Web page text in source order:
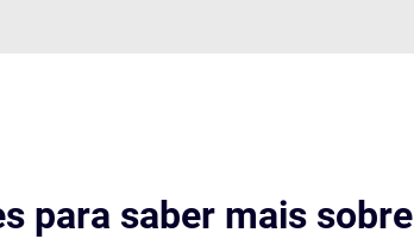
para saber mais sobre